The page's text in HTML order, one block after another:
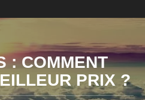
: COMMENT
PRIX ?